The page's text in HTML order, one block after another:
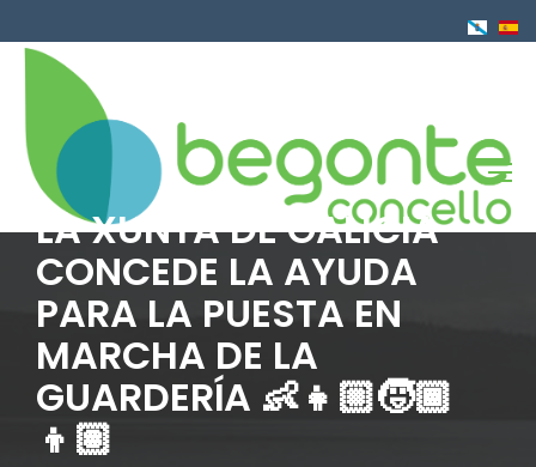
al
contenido
LA XUNTA DE GALICIA
CONCEDE LA AYUDA
PARA LA PUESTA EN
MARCHA DE LA
GUARDERÍA 👶👧🏼🧒🏾
👦🏽